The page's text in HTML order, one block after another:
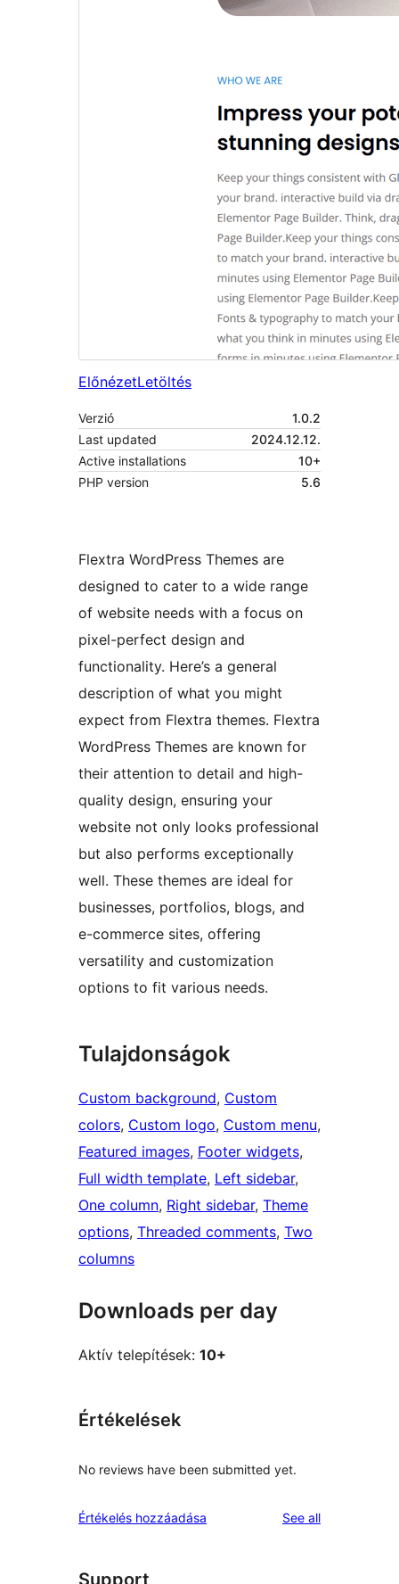
ElőnézetLetöltés
Verzió
1.0.2
Last updated
2024.12.12.
Active installations
10+
PHP version
5.6
Flextra WordPress Themes are
designed to cater to a wide range
of website needs with a focus on
pixel-perfect design and
functionality. Here’s a general
description of what you might
expect from Flextra themes. Flextra
WordPress Themes are known for
their attention to detail and high-
quality design, ensuring your
website not only looks professional
but also performs exceptionally
well. These themes are ideal for
businesses, portfolios, blogs, and
e-commerce sites, offering
versatility and customization
options to fit various needs.
Tulajdonságok
Custom background, Custom
colors, Custom logo, Custom menu
Featured images, Footer widgets
Full width template, Left sidebar
One column, Right sidebar, Theme
options, Threaded comments, Two
columns
Downloads per day
Aktív telepítések: 10+
Értékelések
No reviews have been submitted yet.
Értékelés hozzáadása See allreviews
Support